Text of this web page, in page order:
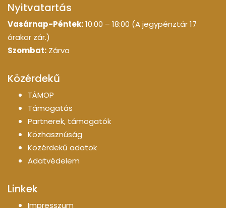
Nyitvatartás
Vasárnap-Péntek:10:00 – 18:00 (A jegypénztár 17
órakor zár.)
Szombat: Zárva
Közérdekű
TÁMOP
Támogatás
Partnerek, támogatók
Közhasznúság
Közérdekű adatok
Adatvédelem
Linkek
Impresszum